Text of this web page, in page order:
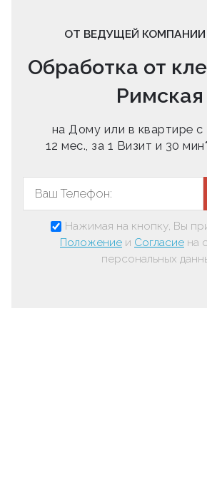
ОТ ВЕДУЩЕЙ
Обработка от
Римская
на Дому или в квартире с
12 мес., за 1 Визит и 30
Нажимая на кнопку, Вы
Положение и Согласие на
персональных